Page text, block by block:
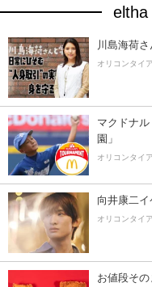
eltha
川島海荷
オリコンタイ
マクドナ
園」
オリコンタイ
向井康二イ
オリコンタイ
お値段そ